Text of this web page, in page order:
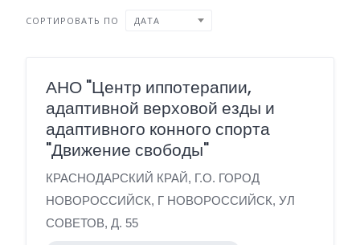
СОРТИРОВАТЬ ПО ДАТА
АНО "Центр иппотерапии,
адаптивной верховой езды и
адаптивного конного спорта
"Движение свободы"
КРАСНОДАРСКИЙ КРАЙ, Г.О. ГОРОД
НОВОРОССИЙСК, Г НОВОРОССИЙСК, УЛ
СОВЕТОВ, Д. 55